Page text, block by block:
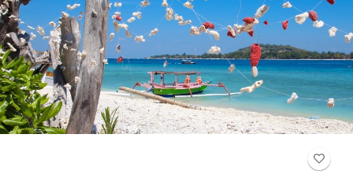
Paskutinė
minutė
Pažintinės
kelionės
Egzotinės
kelionės
Kruizai